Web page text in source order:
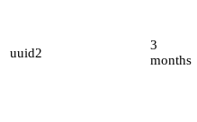
uuid2
3
months